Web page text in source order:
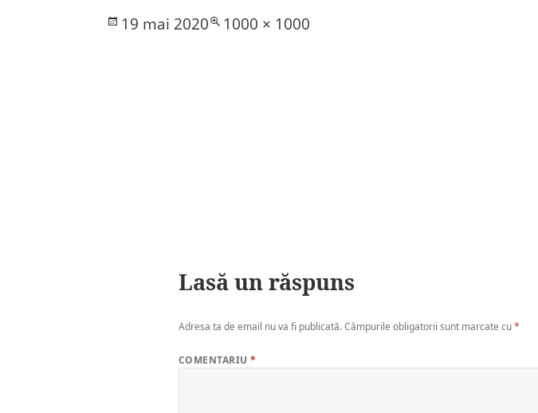
Posted
19 mai 2020
Full
1000 × 1000
Lasă un răspuns
Adresa ta de email nu va fi publicată.Câmpurile obligatorii sunt marcate cu*
COMENTARIU*